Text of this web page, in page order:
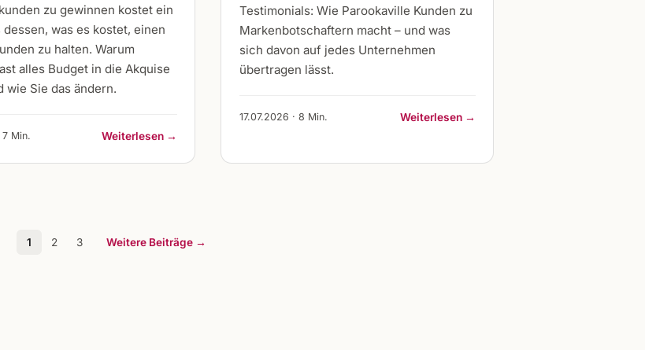
zu gewinnen kostet ein
was es kostet, einen
zu halten. Warum
alles Budget in die Akquise
wie Sie das ändern.
7 Min. Weiterlesen →
Testimonials: Wie Parookaville Kunden zu
Markenbotschaftern macht – und was
sich davon auf jedes Unternehmen
übertragen lässt.
17.07.2026 · 8 Min. Weiterlesen →
1 2 3 Weitere Beiträge →